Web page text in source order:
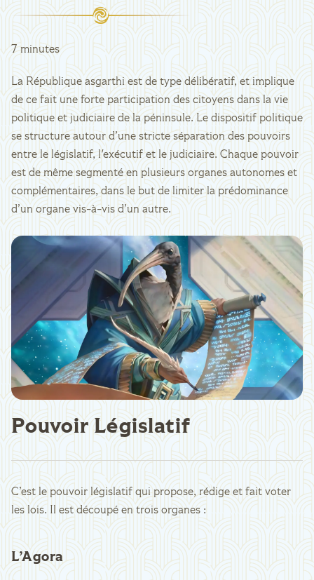
7 minutes
La République asgarthi est de type délibératif, et implique
de ce fait une forte participation des citoyens dans la vie
politique et judiciaire de la péninsule. Le dispositif politique
se structure autour d’une stricte séparation des pouvoirs
entre le législatif, l'exécutif et le judiciaire. Chaque pouvoir
est de même segmenté en plusieurs organes autonomes et
complémentaires, dans le but de limiter la prédominance
d’un organe vis-à-vis d’un autre.
Pouvoir Législatif
C’est le pouvoir législatif qui propose, rédige et fait voter
les lois. Il est découpé en trois organes :
L’Agora